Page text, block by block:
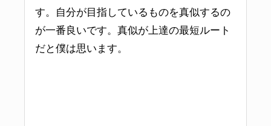
す。自分が目指しているものを真似するの
が一番良いです。真似が上達の最短ルート
だと僕は思います。